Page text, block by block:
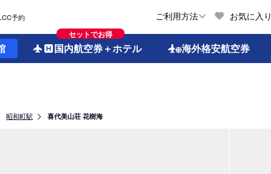
予約 ご利用方法 お気に入り
セットでお得
国内航空券＋ホテル 海外格安航空券
昭和町駅 喜代美山荘 花樹海